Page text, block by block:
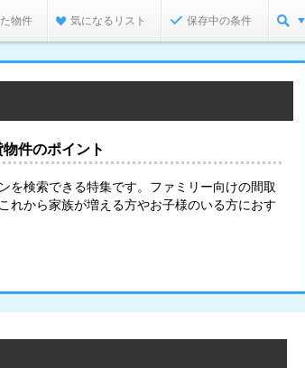
物件 気になるリスト 保存中の条件
件のポイント
を検索できる特集です。ファミリー向けの間取
れから家族が増える方やお子様のいる方におす